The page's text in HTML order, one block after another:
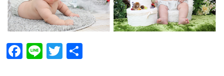
F
Li
T